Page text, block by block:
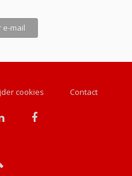
cookies Contact